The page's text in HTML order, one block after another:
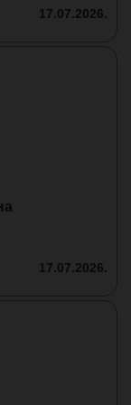
17.07.2026.
17.07.2026.